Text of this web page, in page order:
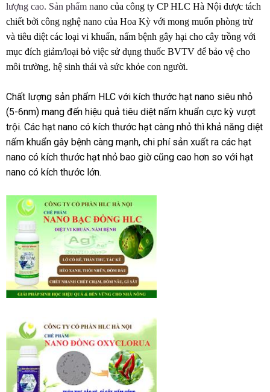
lượng cao. Sản phẩm nano của công ty CP HLC Hà Nội được tách
chiết bởi công nghệ nano của Hoa Kỳ với mong muốn phòng trừ
và tiêu diệt các loại vi khuẩn, nấm bệnh gây hại cho cây trồng với
mục đích giảm/loại bỏ việc sử dụng thuốc BVTV để bảo vệ cho
môi trường, hệ sinh thái và sức khỏe con người.
Chất lượng sản phẩm HLC với kích thước hạt nano siêu nhỏ
(5-6nm) mang đến hiệu quả tiêu diệt nấm khuẩn cực kỳ vượt
trội. Các hạt nano có kích thước hạt càng nhỏ thì khả năng diệt
nấm khuẩn gây bệnh càng mạnh, chi phí sản xuất ra các hạt
nano có kích thước hạt nhỏ bao giờ cũng cao hơn so với hạt
nano có kích thước lớn.